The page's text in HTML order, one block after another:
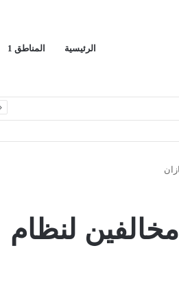
الرئيسية المناطق 1
القبض على مواطن لنقله 8 مخالفين لنظام